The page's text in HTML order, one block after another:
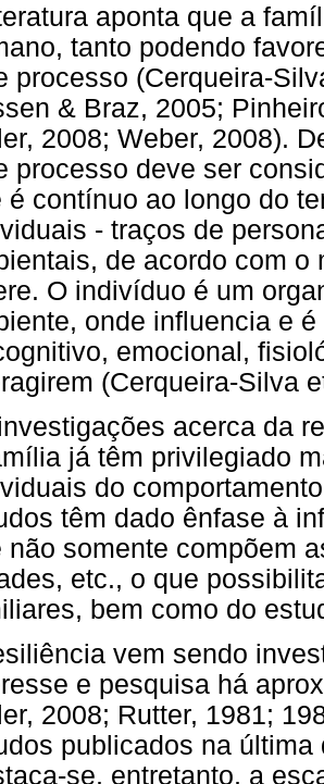
aponta que a
tanto podendo
processo (Cerqueira-
& Braz, 2005;
2008; Weber, 2008).
processo deve ser
é contínuo ao longo do
- traços de
de acordo com
O indivíduo é um
onde influencia e
emocional,
(Cerqueira-Silva
acerca da
já têm privilegiado
do
têm dado ênfase à
não somente compõem
etc., o que
bem como do
vem sendo
e pesquisa há
2008; Rutter, 1981;
publicados na
se, entretanto, a